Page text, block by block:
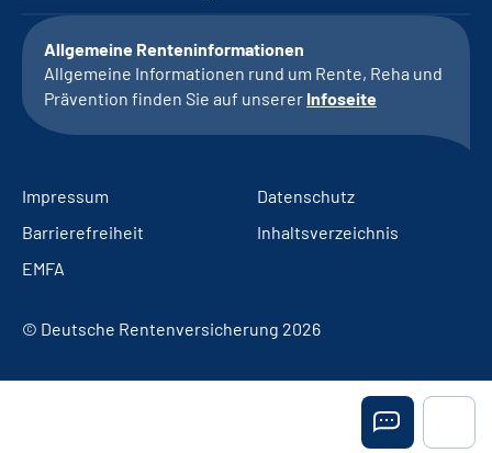
Allgemeine Renteninformationen
Allgemeine Informationen rund um Rente, Reha und
Prävention finden Sie auf unserer Infoseite
Impressum
Datenschutz
Barrierefreiheit
Inhaltsverzeichnis
EMFA
© Deutsche Rentenversicherung 2026